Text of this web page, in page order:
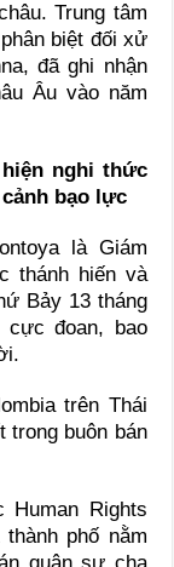
Trung tâm
biệt đối xử
đã ghi nhận
Âu vào năm
nghi thức
bạo lực
là Giám
thánh hiến và
Bảy 13 tháng
đoan, bao
trên Thái
trong buôn bán
Human Rights
phố nằm